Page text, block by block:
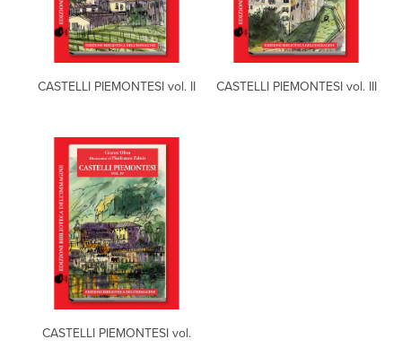
CASTELLI PIEMONTESI vol. II CASTELLI PIEMONTESI vol. III
CASTELLI PIEMONTESI vol.